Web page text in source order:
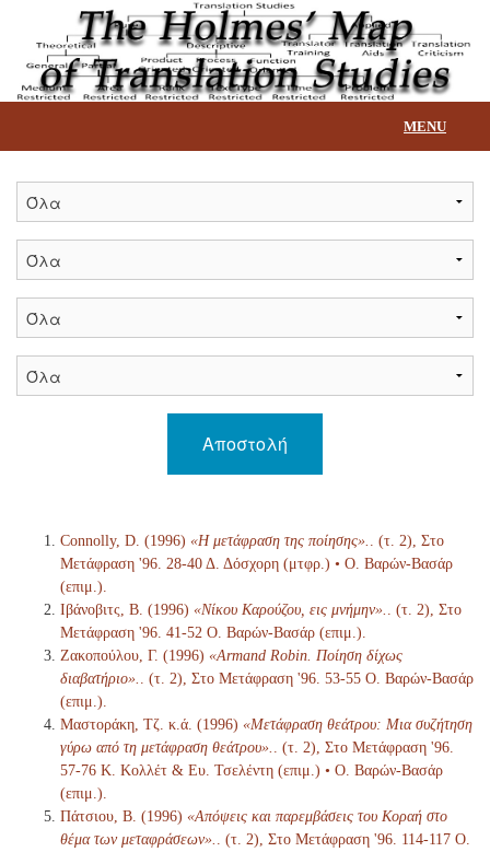
MENU
Αρχική
Τίτλοι
Επικοινωνία
Αποστολή
Connolly, D. (1996) «Η μετάφραση της ποίησης».
. (τ. 2), Στο
Μετάφραση '96. 28-40 Δ. Δόσχορη (μτφρ.) • Ο. Βαρών-Βασάρ
(επιμ.).
Ιβάνοβιτς, Β. (1996) «Νίκου Καρούζου, εις μνήμην».
. (τ. 2), Στο
Μετάφραση '96. 41-52 Ο. Βαρών-Βασάρ (επιμ.).
Ζακοπούλου, Γ. (1996) «Armand Robin. Ποίηση δίχως
διαβατήριο».
. (τ. 2), Στο Μετάφραση '96. 53-55 Ο. Βαρών-Βασάρ
(επιμ.).
Μαστοράκη, Τζ. κ.ά. (1996) «Μετάφραση θεάτρου: Μια συζήτηση
γύρω από τη μετάφραση θεάτρου».
. (τ. 2), Στο Μετάφραση '96.
57-76 Κ. Κολλέτ & Ευ. Τσελέντη (επιμ.) • Ο. Βαρών-Βασάρ
(επιμ.).
Πάτσιου, Β. (1996) «Απόψεις και παρεμβάσεις του Κοραή στο
θέμα των μεταφράσεων».
. (τ. 2), Στο Μετάφραση '96. 114-117 Ο.